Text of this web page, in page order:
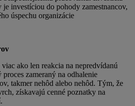
investíciou do pohody zamestnancov,
úspechu organizácie
ako len reakcia na nepredvídanú
zameraný na odhalenie
takmer nehôd alebo nehôd. Tým, že
získavajú cenné poznatky na